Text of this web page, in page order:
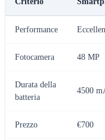
Performance
Fotocamera 48 MP
Durata della
batteria
4500
Prezzo €700